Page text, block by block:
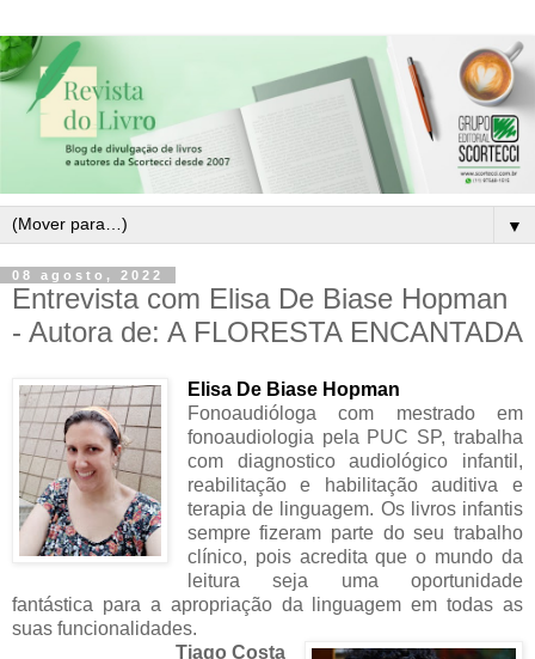
▼
08 agosto, 2022
Entrevista com Elisa De Biase Hopman
- Autora de: A FLORESTA ENCANTADA
Elisa De Biase Hopman
Fonoaudióloga com mestrado em
fonoaudiologia pela PUC SP, trabalha
com diagnostico audiológico infantil,
reabilitação e habilitação auditiva e
terapia de linguagem. Os livros infantis
sempre fizeram parte do seu trabalho
clínico, pois acredita que o mundo da
leitura seja uma oportunidade
fantástica para a apropriação da linguagem em todas as
suas funcionalidades.
Tiago Costa